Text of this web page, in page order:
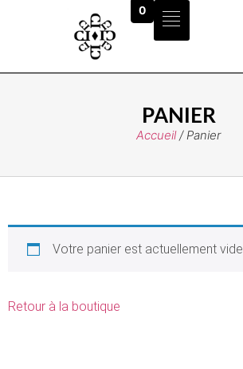
0
PANIER
Accueil/ Panier
Votre panier est actuellement vide.
Retour à la boutique